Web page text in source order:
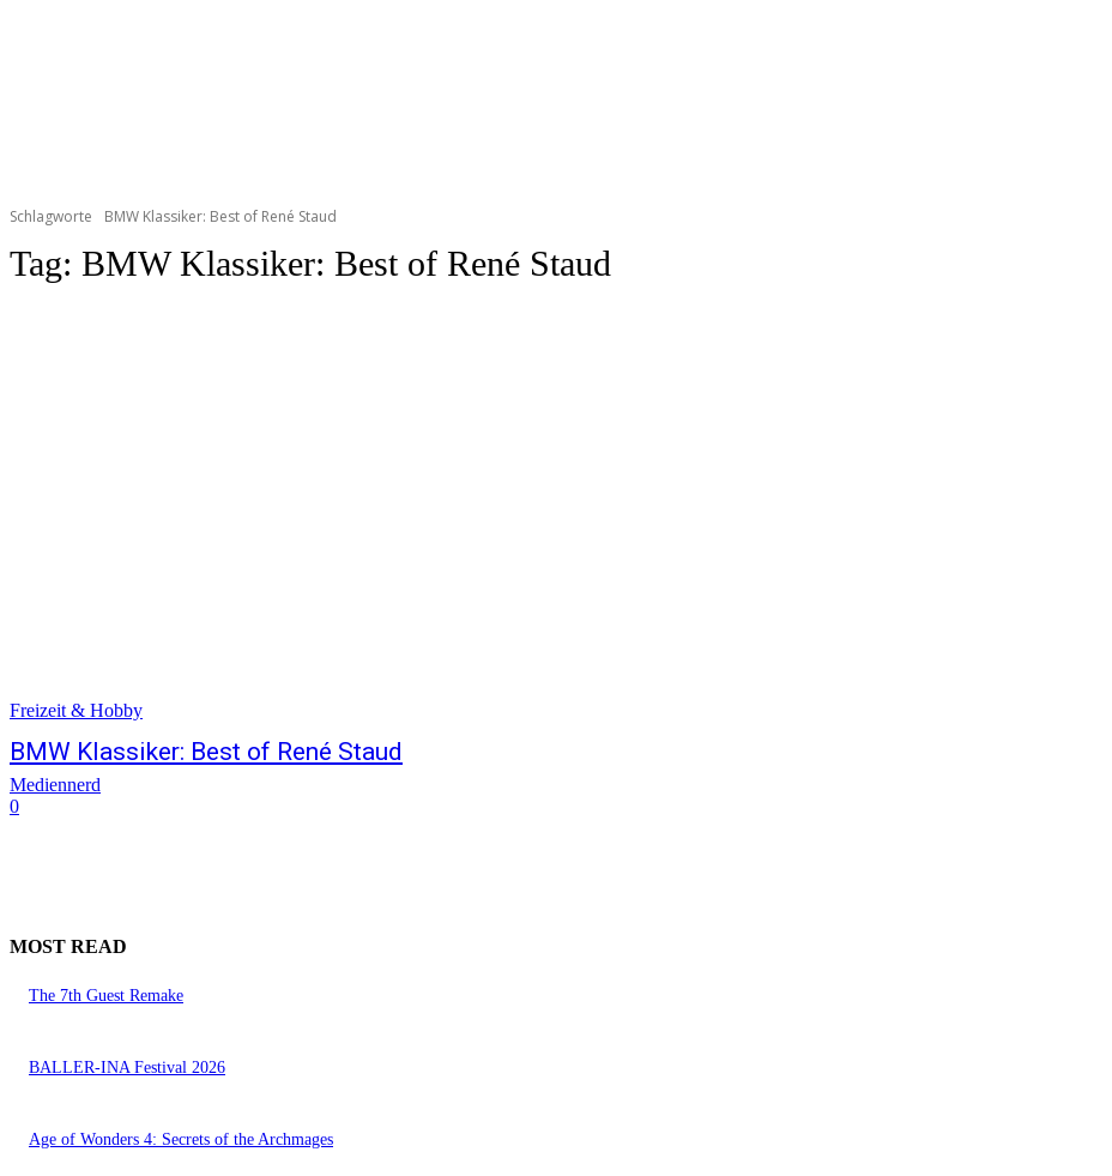
Schlagworte BMW Klassiker: Best of René Staud
Tag: BMW Klassiker: Best of René Staud
Freizeit & Hobby
BMW Klassiker: Best of René Staud
Mediennerd
0
MOST READ
The 7th Guest Remake
BALLER-INA Festival 2026
Age of Wonders 4: Secrets of the Archmages